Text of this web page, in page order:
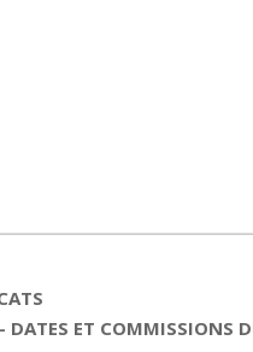
DATES ET COMMISSIONS